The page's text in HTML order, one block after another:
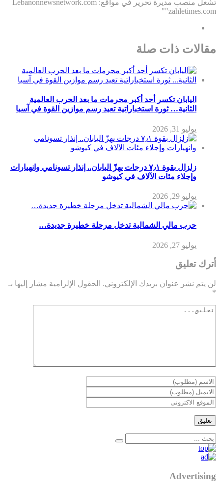
تشغل منصب مديرة تحرير في مواقع: Lebanonnewsnetwork.com
"zahletimes.com"
مقالات ذات صلة
اليابان تكسر أحد أكبر محرمات ما بعد الحرب العالمية
الثانية… ثورة استخباراتية تعيد رسم موازين القوة في آسيا
يوليو 31, 2026
زلزال بقوة ٧٫١ درجات يهزّ اليابان.. إنذار تسونامي وانهيارات
وإجلاء مئات الآلاف في كيوشو
يوليو 29, 2026
حرب مالي الشمالية تدخل مرحلة خطيرة جديدة…
يوليو 27, 2026
أترك تعليق
لن يتم نشر عنوان بريدك الإلكتروني. الحقول الإلزامية مشار إليها بـ
*
Advertising